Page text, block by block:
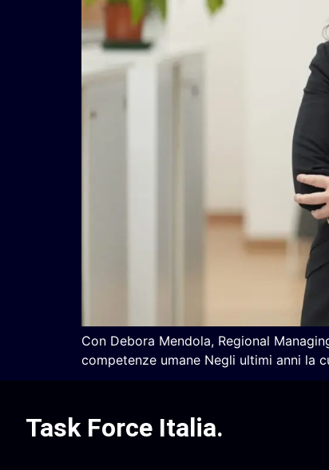
Con Debora Mendola, Regional
competenze umane Negli ultimi anni la
Task Force Italia.